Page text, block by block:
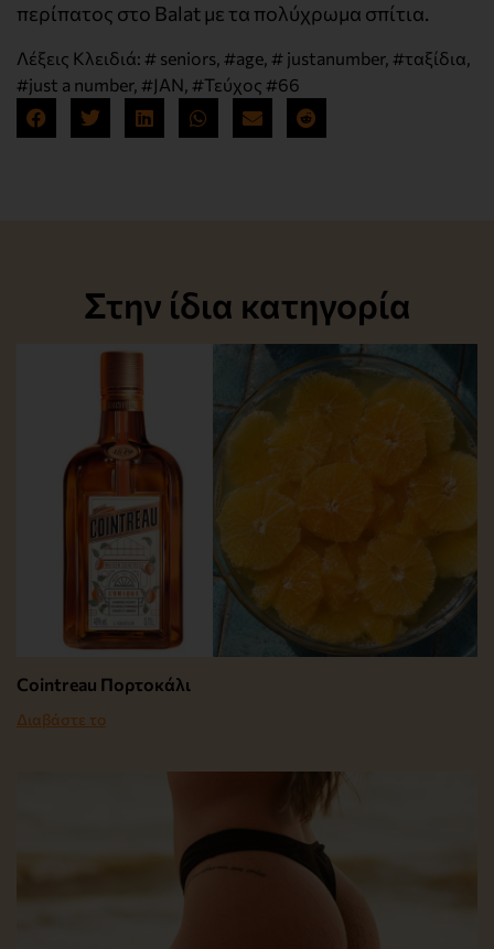
περίπατος στο Balat με τα πολύχρωμα σπίτια.
Λέξεις Κλειδιά: # seniors #age # justanumber, #ταξίδια
#just a number, #JAN #Τεύχος #66
Στην ίδια κατηγορία
Cointreau Πορτοκάλι
Διαβάστε το